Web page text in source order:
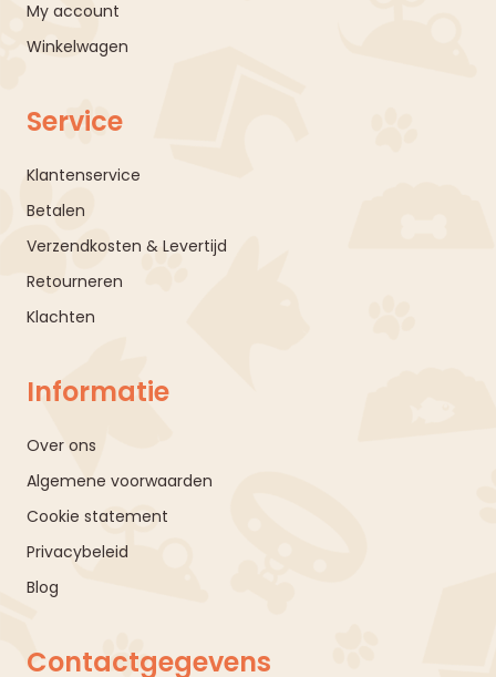
My account
Winkelwagen
Service
Klantenservice
Betalen
Verzendkosten & Levertijd
Retourneren
Klachten
Informatie
Over ons
Algemene voorwaarden
Cookie statement
Privacybeleid
Blog
Contactgegevens